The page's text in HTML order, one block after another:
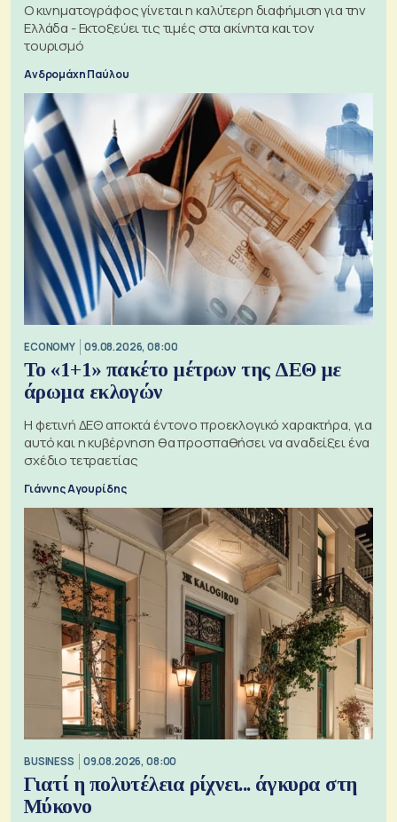
Ο κινηματογράφος γίνεται η καλύτερη διαφήμιση για την
Ελλάδα - Εκτοξεύει τις τιμές στα ακίνητα και τον
τουρισμό
Ανδρομάχη Παύλου
ECONOMY 09.08.2026, 08:00
Το «1+1» πακέτο μέτρων της ΔΕΘ με
άρωμα εκλογών
Η φετινή ΔΕΘ αποκτά έντονο προεκλογικό χαρακτήρα, για
αυτό και η κυβέρνηση θα προσπαθήσει να αναδείξει ένα
σχέδιο τετραετίας
Γιάννης Αγουρίδης
BUSINESS 09.08.2026, 08:00
Γιατί η πολυτέλεια ρίχνει... άγκυρα στη
Μύκονο